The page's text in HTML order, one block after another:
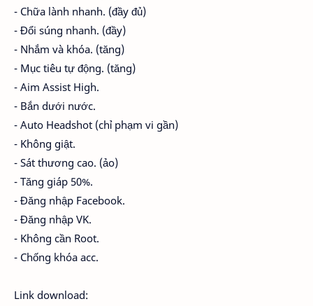
- Chữa lành nhanh. (đầy đủ)
- Đổi súng nhanh. (đầy)
- Nhắm và khóa. (tăng)
- Mục tiêu tự động. (tăng)
- Aim Assist High.
- Bắn dưới nước.
- Auto Headshot (chỉ phạm vi gần)
- Không giật.
- Sát thương cao. (ảo)
- Tăng giáp 50%.
- Đăng nhập Facebook.
- Đăng nhập VK.
- Không cần Root.
- Chống khóa acc.
Link download: